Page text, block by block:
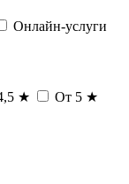
Онлайн-услуги
★ От 5 ★